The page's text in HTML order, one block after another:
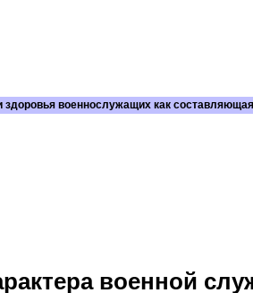
военнослужащих как составляющая
военной